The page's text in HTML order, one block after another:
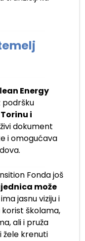
Energy
podršku
i
dokument
i omogućava
Fonda još
može
jasnu viziju i
školama,
ali i pruža
žele krenuti